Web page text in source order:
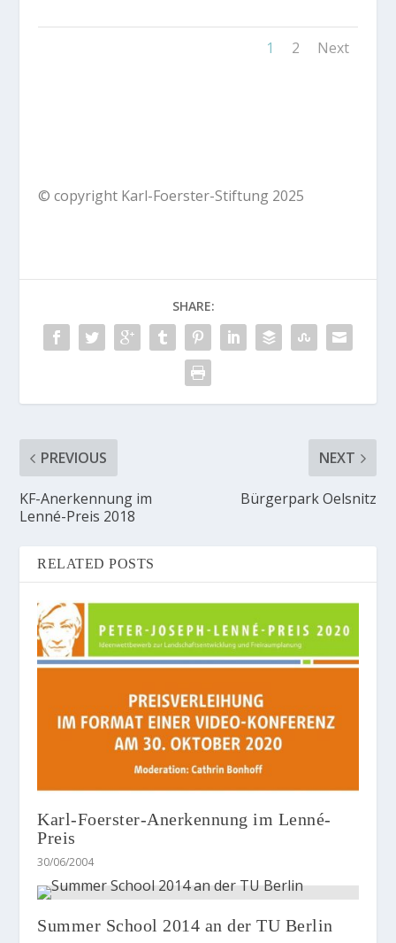
1 2 Next
© copyright Karl-Foerster-Stiftung 2025
SHARE:
PREVIOUS
KF-Anerkennung im
Lenné-Preis 2018
NEXT
Bürgerpark Oelsnitz
RELATED POSTS
Karl-Foerster-Anerkennung im Lenné-
Preis
30/06/2004
Summer School 2014 an der TU Berlin